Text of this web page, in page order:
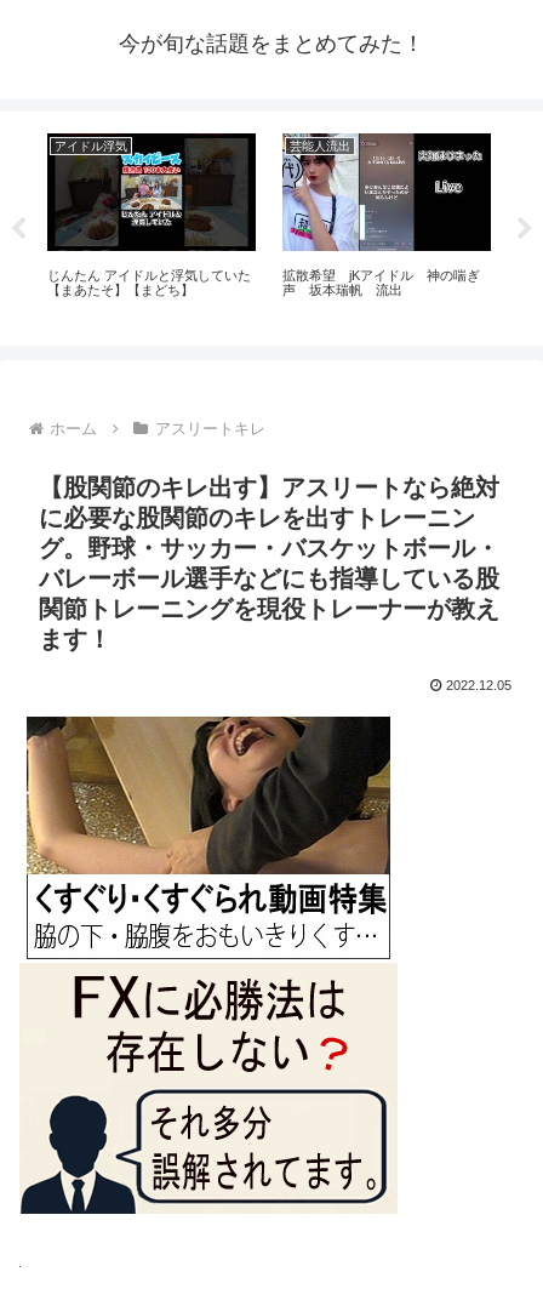
今が旬な話題をまとめてみた！
アイドル浮気
じんたん アイドルと浮気していた
【まあたそ】【まどち】
芸能人流出
拡散希望 jKアイドル 神の喘ぎ
声 坂本瑞帆 流出
ホーム アスリートキレ
【股関節のキレ出す】アスリートなら絶対
に必要な股関節のキレを出すトレーニン
グ。野球・サッカー・バスケットボール・
バレーボール選手などにも指導している股
関節トレーニングを現役トレーナーが教え
ます！
2022.12.05